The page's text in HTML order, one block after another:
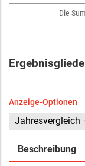
Die
Anzeige-Optionen
Jahresvergleich
Beschreibung